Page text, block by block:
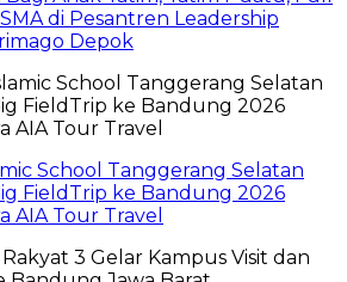
SMA di Pesantren Leadership
Depok
School Tanggerang Selatan
FieldTrip ke Bandung 2026
AIA Tour Travel